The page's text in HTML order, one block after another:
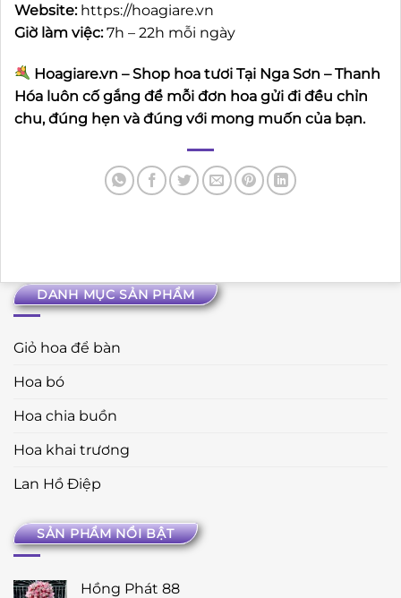
DANH MỤC SẢN PHẨM
Giỏ hoa để bàn
Hoa bó
Hoa chia buồn
Hoa khai trương
Lan Hồ Điệp
SẢN PHẨM NỔI BẬT
Hồng Phát 88
Website: https://hoagiare.vn
Giờ làm việc:7h – 22h mỗi ngày
Hoagiare.vn – Shop hoa tươi Tại Nga Sơn – Thanh
Hóa luôn cố gắng để mỗi đơn hoa gửi đi đều chỉn
chu, đúng hẹn và đúng với mong muốn của bạn.